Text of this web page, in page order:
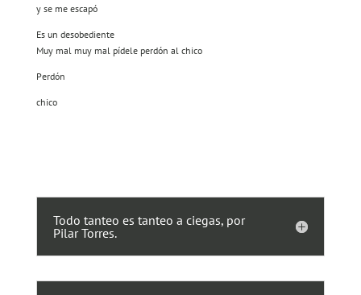
y se me escapó
Es un desobediente
Muy mal muy mal pídele perdón al chico
Perdón
chico
Todo tanteo es tanteo a ciegas, por
Pilar Torres.